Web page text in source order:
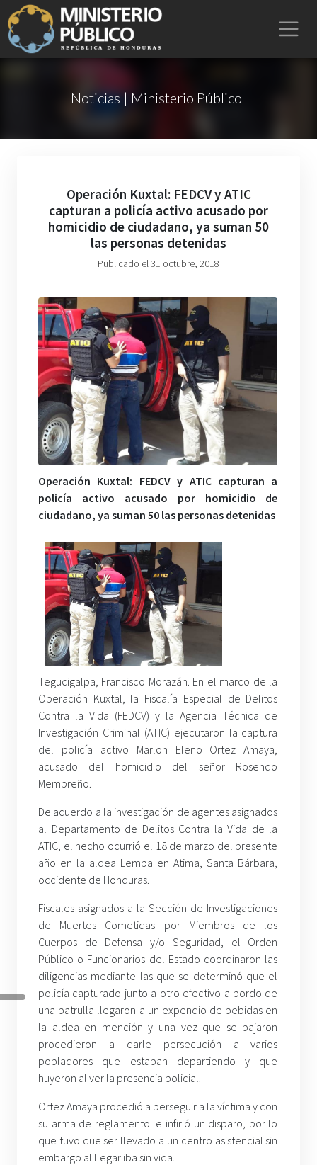
Noticias | Ministerio Público
Operación Kuxtal: FEDCV y ATIC
capturan a policía activo acusado por
homicidio de ciudadano, ya suman 50
las personas detenidas
Publicado el 31 octubre, 2018
Operación Kuxtal: FEDCV y ATIC capturan a
policía activo acusado por homicidio de
ciudadano, ya suman 50 las personas detenidas
Tegucigalpa, Francisco Morazán. En el marco de la
Operación Kuxtal, la Fiscalía Especial de Delitos
Contra la Vida (FEDCV) y la Agencia Técnica de
Investigación Criminal (ATIC) ejecutaron la captura
del policía activo Marlon Eleno Ortez Amaya,
acusado del homicidio del señor Rosendo
Membreño.
De acuerdo a la investigación de agentes asignados
al Departamento de Delitos Contra la Vida de la
ATIC, el hecho ocurrió el 18 de marzo del presente
año en la aldea Lempa en Atima, Santa Bárbara,
occidente de Honduras.
Fiscales asignados a la Sección de Investigaciones
de Muertes Cometidas por Miembros de los
Cuerpos de Defensa y/o Seguridad, el Orden
Público o Funcionarios del Estado coordinaron las
diligencias mediante las que se determinó que el
policía capturado junto a otro efectivo a bordo de
una patrulla llegaron a un expendio de bebidas en
la aldea en mención y una vez que se bajaron
procedieron a darle persecución a varios
pobladores que estaban departiendo y que
huyeron al ver la presencia policial.
Ortez Amaya procedió a perseguir a la víctima y con
su arma de reglamento le infirió un disparo, por lo
que tuvo que ser llevado a un centro asistencial sin
embargo al llegar iba sin vida.